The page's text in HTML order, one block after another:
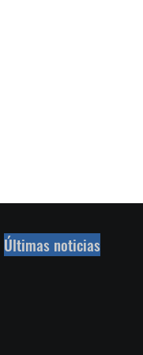
Últimas noticias